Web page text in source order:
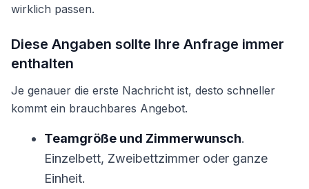
wirklich passen.
Diese Angaben sollte Ihre Anfrage immer
enthalten
Je genauer die erste Nachricht ist, desto schneller
kommt ein brauchbares Angebot.
Teamgröße und Zimmerwunsch.
Einzelbett, Zweibettzimmer oder ganze
Einheit.